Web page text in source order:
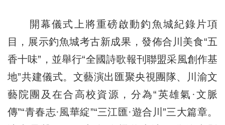
開幕儀式上將重磅啟動釣魚城紀錄片項
目，展示釣魚城考古新成果，發佈合川美食“五
香十味”，並舉行“全國詩歌報刊聯盟采風創作基
地”共建儀式。文藝演出匯聚央視團隊、川渝文
藝院團及在合高校資源，分為“英雄氣·文脈
傳”“青春志·風華綻”“三江匯·遊合川”三大篇章。